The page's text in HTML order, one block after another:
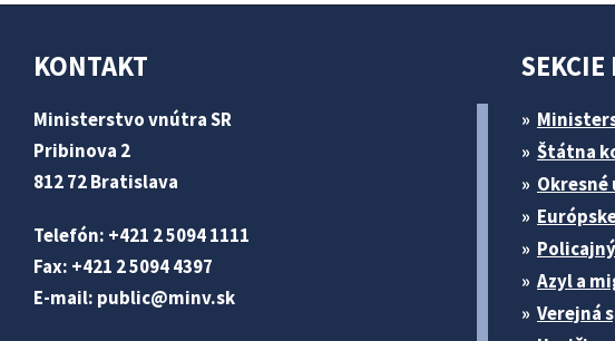
KONTAKT
Ministerstvo vnútra SR
Pribinova 2
812 72 Bratislava
Telefón: +421 2 5094 1111
Fax: +421 2 5094 4397
E-mail: public@minv.sk
SEKCIE
Štátna
Azyl a
Verejná